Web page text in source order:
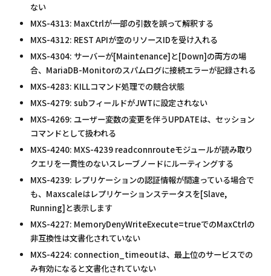
ない
MXS-4313: MaxCtrlが一部の引数を誤って解釈する
MXS-4312: REST APIが空のリソースIDを受け入れる
MXS-4304: サーバーが[Maintenance]と[Down]の両方の場
合、MariaDB-Monitorのスパムログに接続エラーが記録される
MXS-4283: KILLコマンド処理での競合状態
MXS-4279: subフィールドがJWTに設定されない
MXS-4269: ユーザー変数の変更を伴うUPDATEは、セッション
コマンドとして扱われる
MXS-4240: MXS-4239 readconnrouteモジュールが読み取り
クエリを一貫性のないスレーブノードにルーティングする
MXS-4239: レプリケーションの認証情報が間違っている場合で
も、Maxscaleはレプリケーションステータスを[Slave,
Running]と表示します
MXS-4227: MemoryDenyWriteExecute=trueでのMaxCtrlの
非互換性は文書化されていない
MXS-4224: connection_timeoutは、最上位のサービスでの
み有効になると文書化されていない